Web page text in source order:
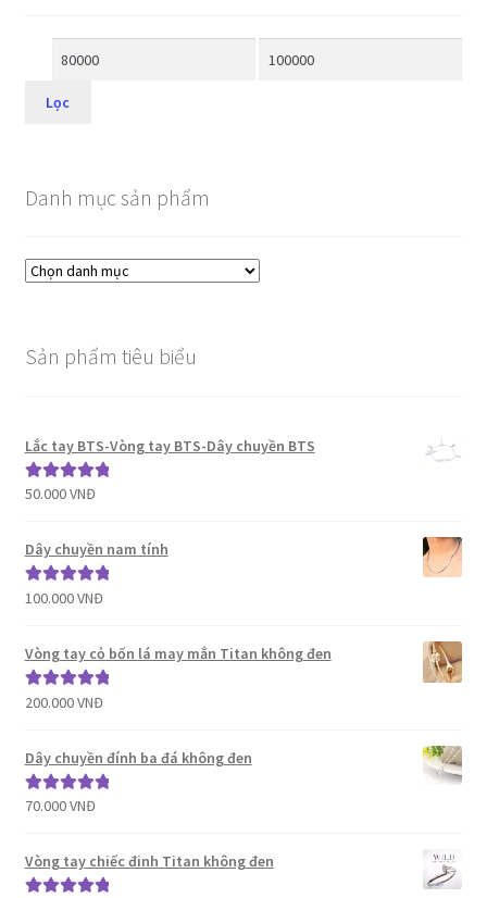
Lọc
Danh mục sản phẩm
Sản phẩm tiêu biểu
Lắc tay BTS-Vòng tay BTS-Dây chuyền BTS
Được xếp
sao
50.000VNĐ
Dây chuyền nam tính
Được xếp
sao
100.000VNĐ
Vòng tay cỏ bốn lá may mắn Titan không đen
Được xếp
sao
200.000VNĐ
Dây chuyền đính ba đá không đen
Được xếp
sao
70.000VNĐ
Vòng tay chiếc đinh Titan không đen